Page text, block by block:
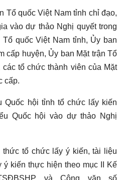
Tổ quốc Việt Nam tỉnh chỉ đạo,
vào dự thảo Nghị quyết trong
quốc Việt Nam tỉnh, Ủy ban
cấp huyện, Ủy ban Mặt trận Tổ
tổ chức thành viên của Mặt
cấp.
hội tỉnh tổ chức lấy kiến
Quốc hội vào dự thảo Nghị
thức tổ chức lấy ý kiến, tài liệu
ý kiến thực hiện theo mục II Kế
và Công văn số